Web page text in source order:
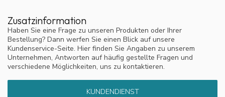
Zusatzinformation
Haben Sie eine Frage zu unseren Produkten oder Ihrer
Bestellung? Dann werfen Sie einen Blick auf unsere
Kundenservice-Seite. Hier finden Sie Angaben zu unserem
Unternehmen, Antworten auf häufig gestellte Fragen und
verschiedene Möglichkeiten, uns zu kontaktieren.
KUNDENDIENST